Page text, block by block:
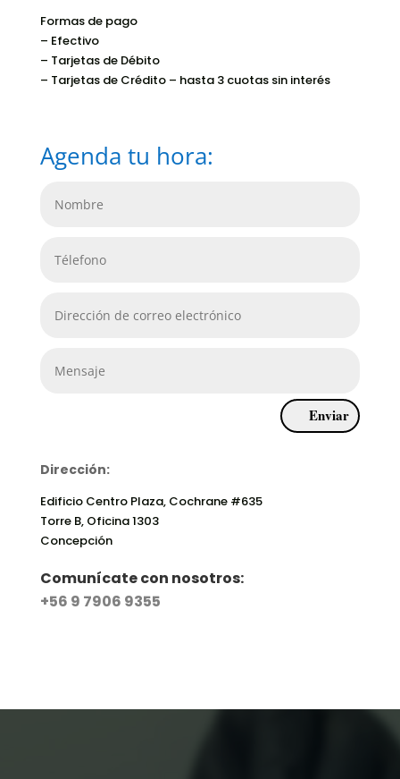
Formas de pago
– Efectivo
– Tarjetas de Débito
– Tarjetas de Crédito – hasta 3 cuotas sin interés
Agenda tu hora:
Enviar
Dirección:
Edificio Centro Plaza, Cochrane #635
Torre B, Oficina 1303
Concepción
Comunícate con nosotros:
+56 9 7906 9355